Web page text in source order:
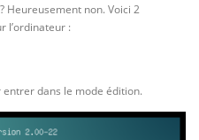
Heureusement non. Voici 2
l’ordinateur :
dans le mode édition.